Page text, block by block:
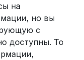
на
но вы
с
доступны. То